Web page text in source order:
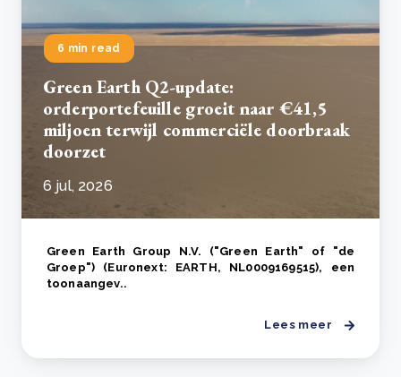
6 min read
Green Earth Q2-update:
orderportefeuille groeit naar €41,5
miljoen terwijl commerciële doorbraak
doorzet
6 jul, 2026
Green Earth Group N.V. ("Green Earth" of "de
Groep") (Euronext: EARTH, NL0009169515), een
toonaangev..
Lees meer